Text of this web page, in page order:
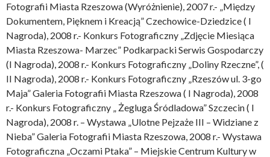
Fotografii Miasta Rzeszowa (Wyróżnienie), 2007 r.- „Między
Dokumentem, Pięknem i Kreacją” Czechowice-Dziedzice ( I
Nagroda), 2008 r.- Konkurs Fotograficzny „Zdjęcie Miesiąca
Miasta Rzeszowa- Marzec” Podkarpacki Serwis Gospodarczy
(I Nagroda), 2008 r.- Konkurs Fotograficzny „Doliny Rzeczne”, (
II Nagroda), 2008 r.- Konkurs Fotograficzny „Rzeszów ul. 3-go
Maja” Galeria Fotografii Miasta Rzeszowa ( I Nagroda), 2008
r.- Konkurs Fotograficzny „ Żegluga Śródladowa” Szczecin ( I
Nagroda), 2008 r. – Wystawa „Ulotne Pejzaże III – Widziane z
Nieba” Galeria Fotografii Miasta Rzeszowa, 2008 r.- Wystawa
Fotograficzna „Oczami Ptaka” – Miejskie Centrum Kultury w